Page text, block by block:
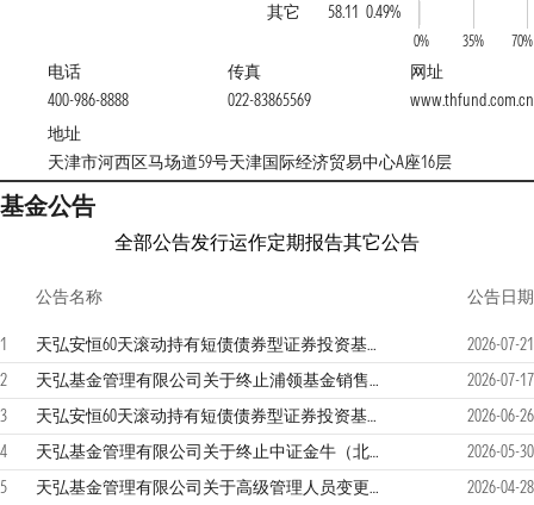
其它
58.11 0.49%
0% 35% 70%
电话
400-986-8888
传真
022-83865569
网址
www.thfund.com.cn
地址
天津市河西区马场道59号天津国际经济贸易中心A座16层
基金公告
全部公告发行运作定期报告其它公告
公告名称 公告日期
1 天弘安恒60天滚动持有短债债券型证券投资基金2026年第二季度报告
2026-07-21
2
天弘基金管理有限公司关于终止浦领基金销售有限公司办理旗下基金相关销售业务的公告
2026-07-17
3
天弘安恒60天滚动持有短债债券型证券投资基金（A类份额）基金产品资料概要（更新）
2026-06-26
4
天弘基金管理有限公司关于终止中证金牛（北京）基金销售有限公司办理旗下基金相关销售业务的公告
2026-05-30
5
天弘基金管理有限公司关于高级管理人员变更的公告 2026-04-28